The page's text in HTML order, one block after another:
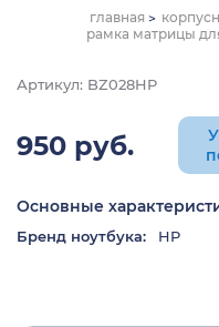
главная
рамка матрицы
Артикул: BZ028HP
950 руб.
Основные
Бренд ноутбука: HP